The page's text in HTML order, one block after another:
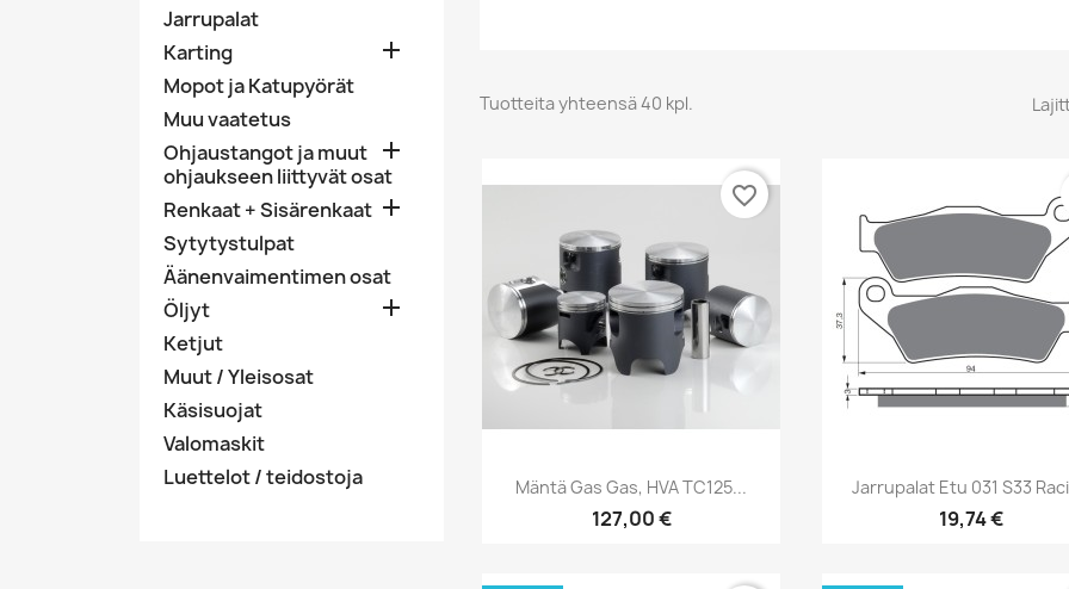
Jarrupalat
Karting

Mopot ja Katupyörät
Muu vaatetus
Ohjaustangot ja muut
ohjaukseen liittyvät osat

Renkaat + Sisärenkaat 
Sytytystulpat
Äänenvaimentimen osat
Öljyt

Ketjut
Muut / Yleisosat
Käsisuojat
Valomaskit
Luettelot / teidostoja
Tuotteita yhteensä 40 kpl.
Pikakatselu
Mäntä Gas Gas, HVA TC125...
127,00 €
favorite_border
Pikakatselu
Jarrupalat Etu 031 S33
19,74 €